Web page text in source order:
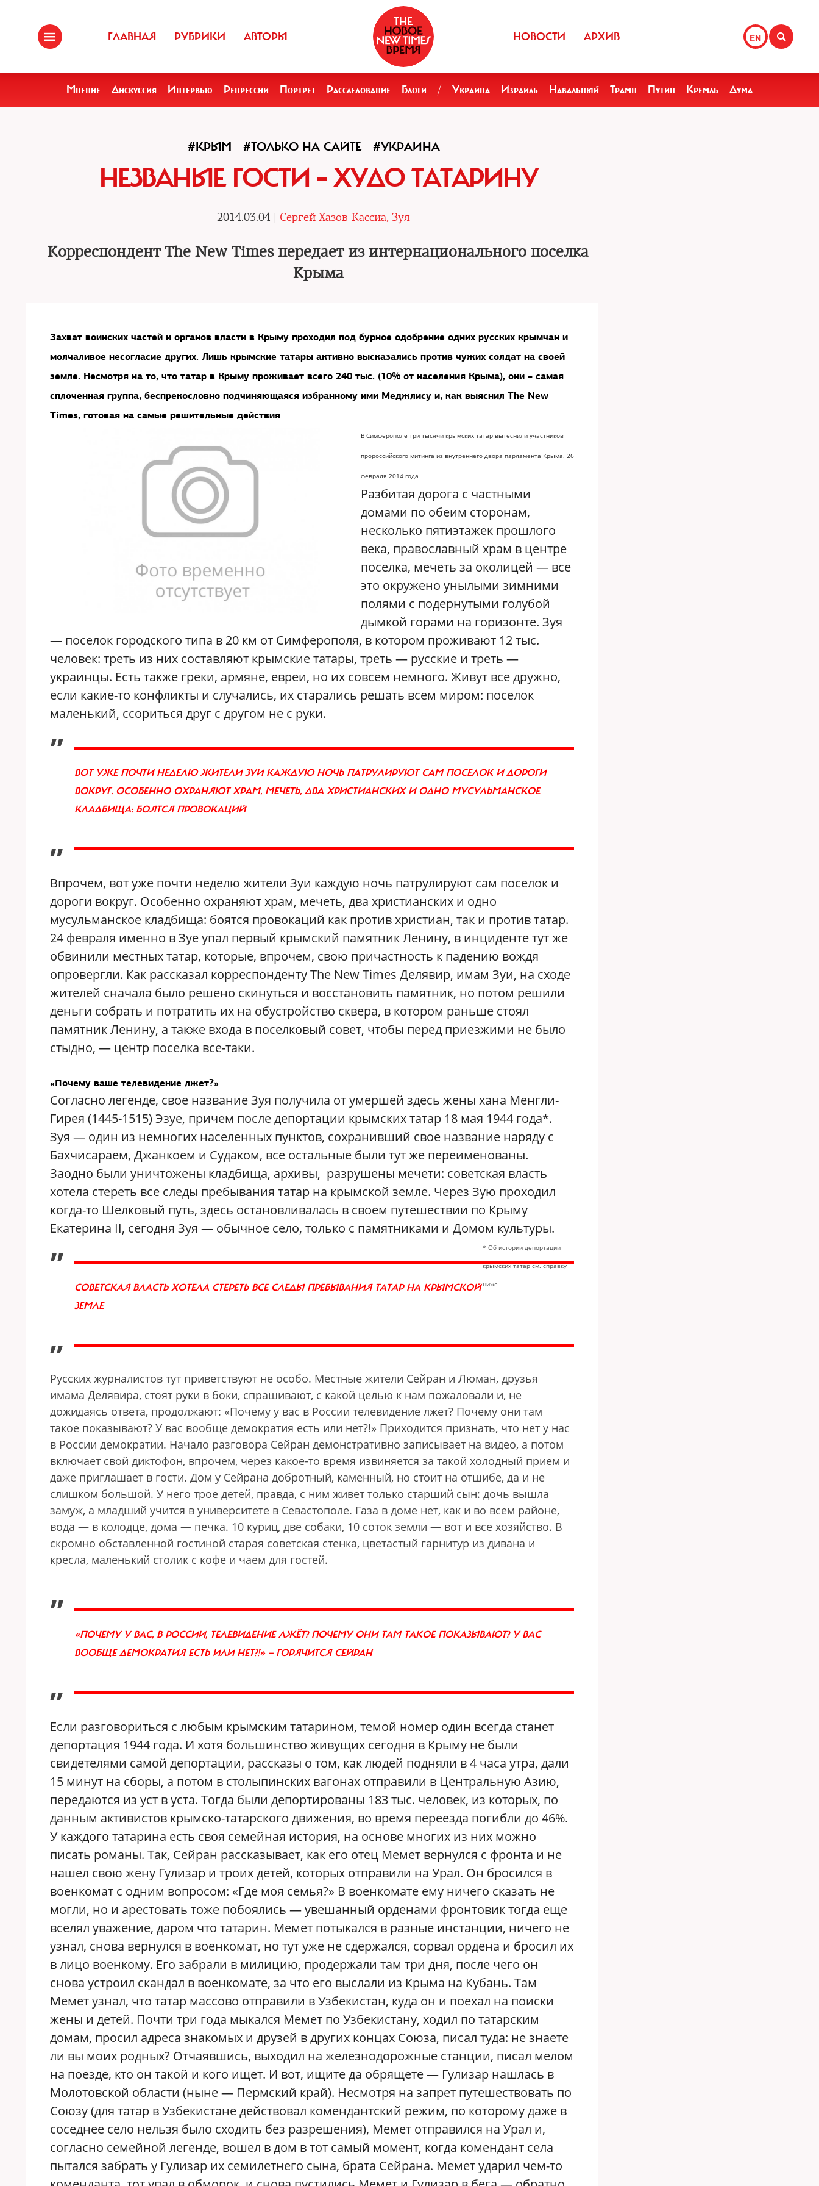
ГЛАВНАЯ РУБРИКИ АВТОРЫ EN
НОВОСТИ АРХИВ
Мнение Дискуссия Интервью Репрессии Портрет Расследование Блоги / Украина Израиль Навальный Трамп Путин Кремль Дума
#КРЫМ #ТОЛЬКО НА САЙТЕ #УКРАИНА
НЕЗВАНЫЕ ГОСТИ – ХУДО ТАТАРИНУ
2014.03.04 | Сергей Хазов-Кассиа, Зуя
Корреспондент The New Times передает из интернационального поселка
Крыма
Захват воинских частей и органов власти в Крыму проходил под бурное одобрение одних русских крымчан и
молчаливое несогласие других. Лишь крымские татары активно высказались против чужих солдат на своей
земле. Несмотря на то, что татар в Крыму проживает всего 240 тыс. (10% от населения Крыма), они – самая
сплоченная группа, беспрекословно подчиняющаяся избранному ими Меджлису и, как выяснил The New
Times, готовая на самые решительные действия
В Симферополе три тысячи крымских татар вытеснили участников
пророссийского митинга из внутреннего двора парламента Крыма. 26
февраля 2014 года
Разбитая дорога с частными
домами по обеим сторонам,
несколько пятиэтажек прошлого
века, православный храм в центре
поселка, мечеть за околицей — все
это окружено унылыми зимними
полями с подернутыми голубой
дымкой горами на горизонте. Зуя
— поселок городского типа в 20 км от Симферополя, в котором проживают 12 тыс.
человек: треть из них составляют крымские татары, треть — русские и треть —
украинцы. Есть также греки, армяне, евреи, но их совсем немного. Живут все дружно,
если какие-то конфликты и случались, их старались решать всем миром: поселок
маленький, ссориться друг с другом не с руки.
„
ВОТ УЖЕ ПОЧТИ НЕДЕЛЮ ЖИТЕЛИ ЗУИ КАЖДУЮ НОЧЬ ПАТРУЛИРУЮТ САМ ПОСЕЛОК И ДОРОГИ
ВОКРУГ. ОСОБЕННО ОХРАНЯЮТ ХРАМ, МЕЧЕТЬ, ДВА ХРИСТИАНСКИХ И ОДНО МУСУЛЬМАНСКОЕ
КЛАДБИЩА: БОЯТСЯ ПРОВОКАЦИЙ
”
Впрочем, вот уже почти неделю жители Зуи каждую ночь патрулируют сам поселок и
дороги вокруг. Особенно охраняют храм, мечеть, два христианских и одно
мусульманское кладбища: боятся провокаций как против христиан, так и против татар.
24 февраля именно в Зуе упал первый крымский памятник Ленину, в инциденте тут же
обвинили местных татар, которые, впрочем, свою причастность к падению вождя
опровергли. Как рассказал корреспонденту The New Times Делявир, имам Зуи, на сходе
жителей сначала было решено скинуться и восстановить памятник, но потом решили
деньги собрать и потратить их на обустройство сквера, в котором раньше стоял
памятник Ленину, а также входа в поселковый совет, чтобы перед приезжими не было
стыдно, — центр поселка все-таки.
«Почему ваше телевидение лжет?»
Согласно легенде, свое название Зуя получила от умершей здесь жены хана Менгли-
Гирея (1445-1515) Эзуе, причем после депортации крымских татар 18 мая 1944 года*.
Зуя — один из немногих населенных пунктов, сохранивший свое название наряду с
Бахчисараем, Джанкоем и Судаком, все остальные были тут же переименованы.
Заодно были уничтожены кладбища, архивы, разрушены мечети: советская власть
хотела стереть все следы пребывания татар на крымской земле. Через Зую проходил
когда-то Шелковый путь, здесь остановливалась в своем путешествии по Крыму
Екатерина II, сегодня Зуя — обычное село, только с памятниками и Домом культуры.
* Об истории депортации
крымских татар см. справку
ниже
„
СОВЕТСКАЯ ВЛАСТЬ ХОТЕЛА СТЕРЕТЬ ВСЕ СЛЕДЫ ПРЕБЫВАНИЯ ТАТАР НА КРЫМСКОЙ
ЗЕМЛЕ
”
Русских журналистов тут приветствуют не особо. Местные жители Сейран и Люман, друзья
имама Делявира, стоят руки в боки, спрашивают, с какой целью к нам пожаловали и, не
дожидаясь ответа, продолжают: «Почему у вас в России телевидение лжет? Почему они там
такое показывают? У вас вообще демократия есть или нет?!» Приходится признать, что нет у нас
в России демократии. Начало разговора Сейран демонстративно записывает на видео, а потом
включает свой диктофон, впрочем, через какое-то время извиняется за такой холодный прием и
даже приглашает в гости. Дом у Сейрана добротный, каменный, но стоит на отшибе, да и не
слишком большой. У него трое детей, правда, с ним живет только старший сын: дочь вышла
замуж, а младший учится в университете в Севастополе. Газа в доме нет, как и во всем районе,
вода — в колодце, дома — печка. 10 куриц, две собаки, 10 соток земли — вот и все хозяйство. В
скромно обставленной гостиной старая советская стенка, цветастый гарнитур из дивана и
кресла, маленький столик с кофе и чаем для гостей.
„
«ПОЧЕМУ У ВАС, В РОССИИ, ТЕЛЕВИДЕНИЕ ЛЖЁТ? ПОЧЕМУ ОНИ ТАМ ТАКОЕ ПОКАЗЫВАЮТ? У ВАС
ВООБЩЕ ДЕМОКРАТИЯ ЕСТЬ ИЛИ НЕТ?!» — ГОРЯЧИТСЯ СЕЙРАН
”
Если разговориться с любым крымским татарином, темой номер один всегда станет
депортация 1944 года. И хотя большинство живущих сегодня в Крыму не были
свидетелями самой депортации, рассказы о том, как людей подняли в 4 часа утра, дали
15 минут на сборы, а потом в столыпинских вагонах отправили в Центральную Азию,
передаются из уст в уста. Тогда были депортированы 183 тыс. человек, из которых, по
данным активистов крымско-татарского движения, во время переезда погибли до 46%.
У каждого татарина есть своя семейная история, на основе многих из них можно
писать романы. Так, Сейран рассказывает, как его отец Мемет вернулся с фронта и не
нашел свою жену Гулизар и троих детей, которых отправили на Урал. Он бросился в
военкомат с одним вопросом: «Где моя семья?» В военкомате ему ничего сказать не
могли, но и арестовать тоже побоялись — увешанный орденами фронтовик тогда еще
вселял уважение, даром что татарин. Мемет потыкался в разные инстанции, ничего не
узнал, снова вернулся в военкомат, но тут уже не сдержался, сорвал ордена и бросил их
в лицо военкому. Его забрали в милицию, продержали там три дня, после чего он
снова устроил скандал в военкомате, за что его выслали из Крыма на Кубань. Там
Мемет узнал, что татар массово отправили в Узбекистан, куда он и поехал на поиски
жены и детей. Почти три года мыкался Мемет по Узбекистану, ходил по татарским
домам, просил адреса знакомых и друзей в других концах Союза, писал туда: не знаете
ли вы моих родных? Отчаявшись, выходил на железнодорожные станции, писал мелом
на поезде, кто он такой и кого ищет. И вот, ищите да обрящете — Гулизар нашлась в
Молотовской области (ныне — Пермский край). Несмотря на запрет путешествовать по
Союзу (для татар в Узбекистане действовал комендантский режим, по которому даже в
соседнее село нельзя было сходить без разрешения), Мемет отправился на Урал и,
согласно семейной легенде, вошел в дом в тот самый момент, когда комендант села
пытался забрать у Гулизар их семилетнего сына, брата Сейрана. Мемет ударил чем-то